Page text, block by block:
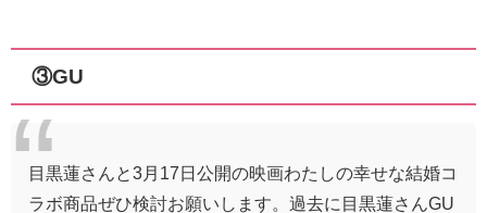
③GU
目黒蓮さんと3月17日公開の映画わたしの幸せな結婚コ
ラボ商品ぜひ検討お願いします。過去に目黒蓮さんGU